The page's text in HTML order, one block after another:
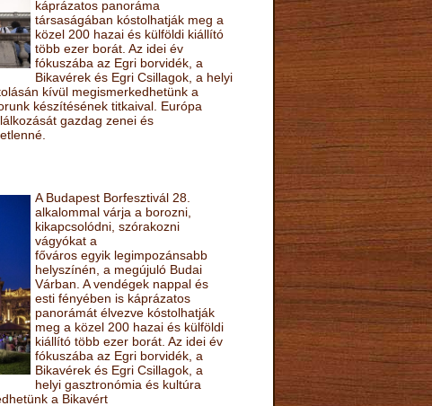
káprázatos panoráma
társaságában kóstolhatják meg a
közel 200 hazai és külföldi kiállító
több ezer borát. Az idei év
fókuszába az Egri borvidék, a
Bikavérek és Egri Csillagok, a helyi
kívül megismerkedhetünk a
készítésének titkaival. Európa
gazdag zenei és
A Budapest Borfesztivál 28.
alkalommal várja a borozni,
kikapcsolódni, szórakozni
vágyókat a
főváros egyik legimpozánsabb
helyszínén, a megújuló Budai
Várban. A vendégek nappal és
esti fényében is káprázatos
panorámát élvezve kóstolhatják
meg a közel 200 hazai és külföldi
kiállító több ezer borát. Az idei év
fókuszába az Egri borvidék, a
Bikavérek és Egri Csillagok, a
helyi gasztronómia és kultúra
a Bikavért